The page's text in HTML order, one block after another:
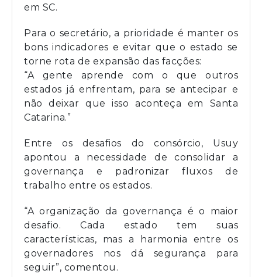
em SC.
Para o secretário, a prioridade é manter os
bons indicadores e evitar que o estado se
torne rota de expansão das facções:
“A gente aprende com o que outros
estados já enfrentam, para se antecipar e
não deixar que isso aconteça em Santa
Catarina.”
Entre os desafios do consórcio, Usuy
apontou a necessidade de consolidar a
governança e padronizar fluxos de
trabalho entre os estados.
“A organização da governança é o maior
desafio. Cada estado tem suas
características, mas a harmonia entre os
governadores nos dá segurança para
seguir”, comentou.